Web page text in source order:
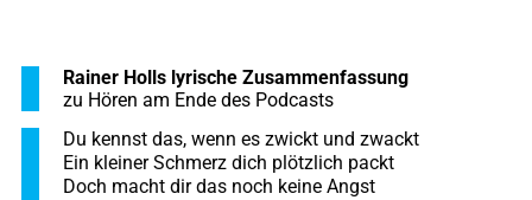
Rainer Holls lyrische Zusammenfassung
zu Hören am Ende des Podcasts
Du kennst das, wenn es zwickt und zwackt
Ein kleiner Schmerz dich plötzlich packt
Doch macht dir das noch keine Angst